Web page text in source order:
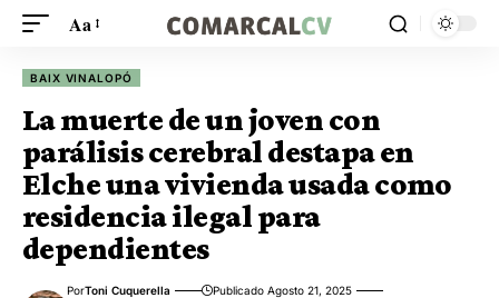
Aa
BAIX VINALOPÓ
La muerte de un joven con
parálisis cerebral destapa en
Elche una vivienda usada como
residencia ilegal para
dependientes
PorToni Cuquerella
Publicado Agosto 21, 2025